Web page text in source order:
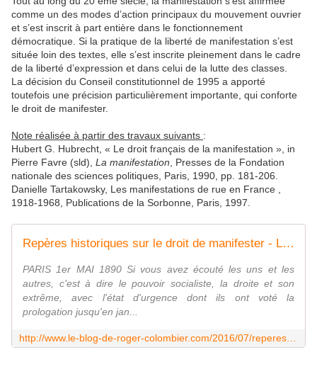
comme un des modes d’action principaux du mouvement ouvrier
et s’est inscrit à part entière dans le fonctionnement
démocratique. Si la pratique de la liberté de manifestation s’est
située loin des textes, elle s’est inscrite pleinement dans le cadre
de la liberté d’expression et dans celui de la lutte des classes.
La décision du Conseil constitutionnel de 1995 a apporté
toutefois une précision particulièrement importante, qui conforte
le droit de manifester.
Note réalisée à partir des travaux suivants :
Hubert G. Hubrecht, « Le droit français de la manifestation », in
Pierre Favre (sld), La manifestation , Presses de la Fondation
nationale des sciences politiques, Paris, 1990, pp. 181-206.
Danielle Tartakowsky, Les manifestations de rue en France ,
1918-1968, Publications de la Sorbonne, Paris, 1997.
Repères historiques sur le droit de manifester - Le blog de Roger Colombier
PARIS 1er MAI 1890 Si vous avez écouté les uns et les
autres, c'est à dire le pouvoir socialiste, la droite et son
extrême, avec l'état d'urgence dont ils ont voté la
prologation jusqu'en jan...